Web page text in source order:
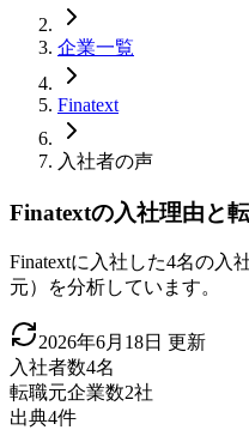
企業一覧
Finatext
入社者の声
Finatextの入社理由と
Finatextに入社した4名の入
元）を分析しています。
2026年6月18日 更新
入社者数4名
転職元企業数2社
出典4件